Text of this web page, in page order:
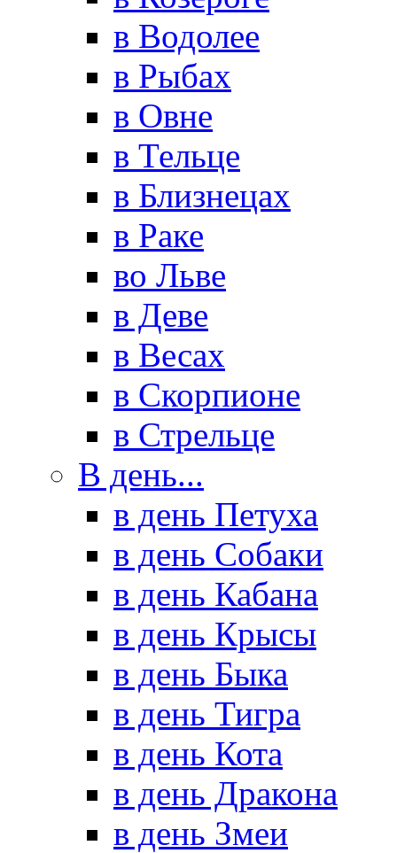
в Водолее
в Рыбах
в Овне
в Тельце
в Близнецах
в Раке
во Льве
в Деве
в Весах
в Скорпионе
в Стрельце
В день...
в день Петуха
в день Собаки
в день Кабана
в день Крысы
в день Быка
в день Тигра
в день Кота
в день Дракона
в день Змеи